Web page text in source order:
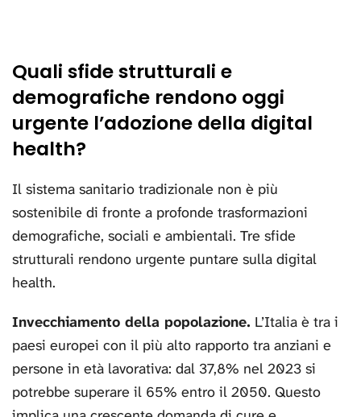
Quali sfide strutturali e
demografiche rendono oggi
urgente l’adozione della digital
health?
Il sistema sanitario tradizionale non è più
sostenibile di fronte a profonde trasformazioni
demografiche, sociali e ambientali. Tre sfide
strutturali rendono urgente puntare sulla digital
health.
Invecchiamento della popolazione. L’Italia è tra i
paesi europei con il più alto rapporto tra anziani e
persone in età lavorativa: dal 37,8% nel 2023 si
potrebbe superare il 65% entro il 2050. Questo